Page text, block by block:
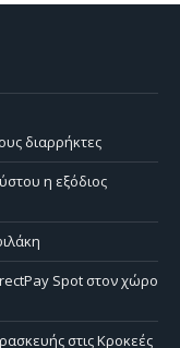
διαρρήκτες
η εξόδιος
Spot στον χώρο
στις Κροκεές